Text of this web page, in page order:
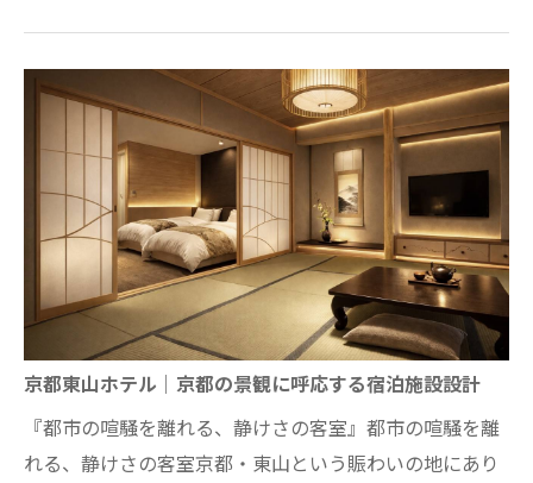
京都東山ホテル｜京都の景観に呼応する宿泊施設設計
『都市の喧騒を離れる、静けさの客室』都市の喧騒を離
れる、静けさの客室京都・東山という賑わいの地にあり